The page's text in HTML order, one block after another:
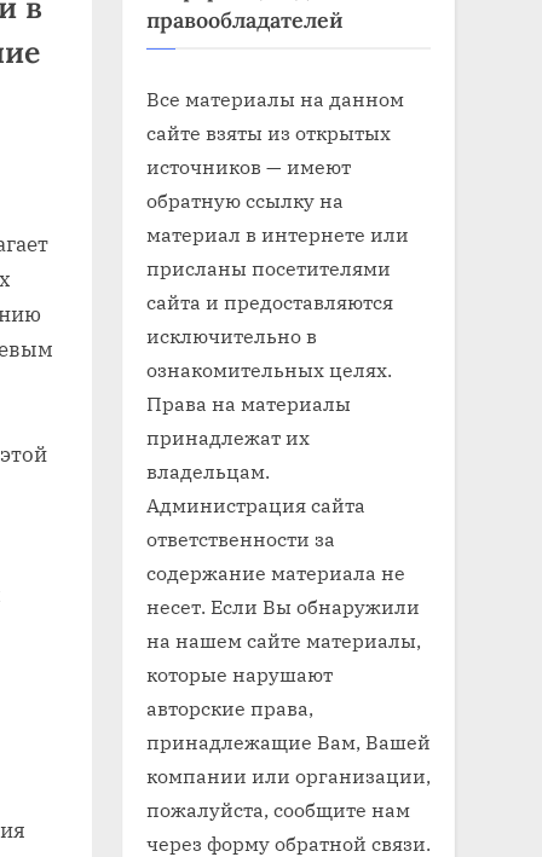
правообладателей
Все материалы на данном
сайте взяты из открытых
источников — имеют
обратную ссылку на
материал в интернете или
присланы посетителями
сайта и предоставляются
исключительно в
ознакомительных целях.
Права на материалы
принадлежат их
владельцам.
Администрация сайта
ответственности за
содержание материала не
несет. Если Вы обнаружили
на нашем сайте материалы,
которые нарушают
авторские права,
принадлежащие Вам, Вашей
компании или организации,
пожалуйста, сообщите нам
через форму обратной связи.